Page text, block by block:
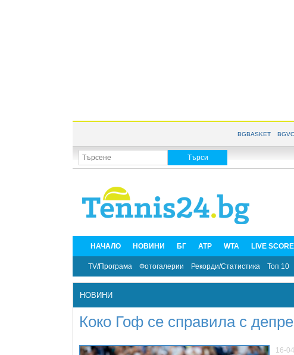
BGBASKET
НАЧАЛО НОВИНИ БГ ATP WTA LIVE
TV/Програма Фотогалерии Рекорди/Статистика Топ 10
НОВИНИ
Коко Гоф се справила с
16-